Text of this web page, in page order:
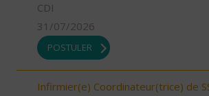
CDI
31/07/2026
POSTULER
Infirmier(e) Coordinateur(trice) de